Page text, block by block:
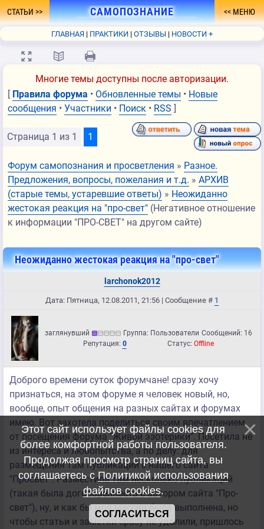
СТАТЬИ
САМОПОЗНАНИЕ
- ПУТЬ К ПРОСВЕТЛЕНИЮ
МЕНЮ
ГЛАВНАЯ ПРАКТИКИ ОТЗЫВЫ
НОВОСТИ +
💻 📖
🖨
Многие темы доступны после авторизации.
[ Правила форума • Обновленные темы • Новые
сообщения • Участники • Поиск • RSS ]
Страница 1 из 1 1
Форум самопознания и просветления » Разное.
Предложения, вопросы, пожелания и т.д. » АРХИВ
(старые темы, устаревшие ответы) » Неожиданно
жестокая реакция на "про-свет" (Негативное отношение
к информации "ПРО-СВЕТ" на другом сайте)
Неожиданно жестокая реакция на "про-свет"
larchonok2012
Дата: Пятница, 12.08.2011, 21:56 | Сообщение # 1
заглянувший Группа: Пользователи Сообщений: 16
Репутация: 0 Статус: Offline
Доброго времени суток форумчане! сразу хочу
признаться, на этом форуме я человек новый, но,
вообще, опыт общения на разных сайтах и форумах
имею. Вот захотела поделиться своим впечатлением
от посещения форума "Живой эзотерики". Посетила не
из интереса и любопытства, а по делу: для
размещения там публикаций с нашего сайта
"Просвет". Разместила там несколько публикаций
(такая была договоренность с автором сайта "Про-
свет"), ну, и как бы моя миссия была выполнена, но
чтобы статьи и заметки сразу не удалили, пришлось
Этот сайт использует файлы cookies для
более комфортной работы пользователя.
Продолжая просмотр страниц сайта, вы
соглашаетесь сПолитикой использования
файлов cookies.
СОГЛАСИТЬСЯ